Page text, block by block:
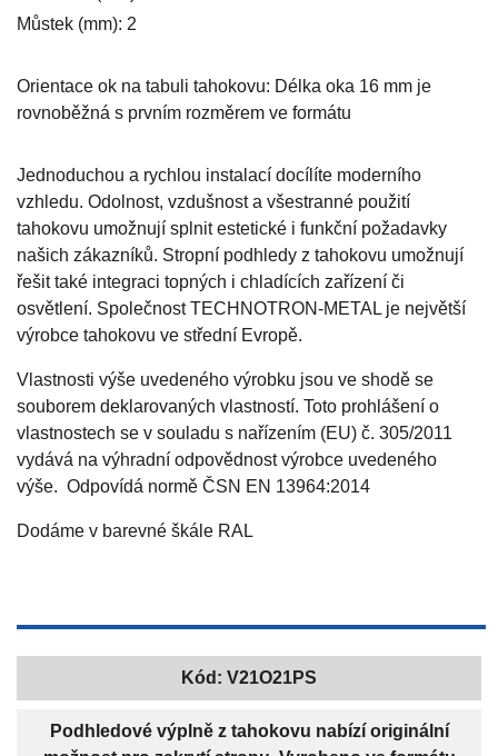
Můstek (mm): 2
Orientace ok na tabuli tahokovu: Délka oka 16 mm je
rovnoběžná s prvním rozměrem ve formátu
Jednoduchou a rychlou instalací docílíte moderního
vzhledu. Odolnost, vzdušnost a všestranné použití
tahokovu umožnují splnit estetické i funkční požadavky
našich zákazníků. Stropní podhledy z tahokovu umožnují
řešit také integraci topných i chladících zařízení či
osvětlení. Společnost TECHNOTRON-METAL je největší
výrobce tahokovu ve střední Evropě.
Vlastnosti výše uvedeného výrobku jsou ve shodě se
souborem deklarovaných vlastností. Toto prohlášení o
vlastnostech se v souladu s nařízením (EU) č. 305/2011
vydává na výhradní odpovědnost výrobce uvedeného
výše. Odpovídá normě ČSN EN 13964:2014
Dodáme v barevné škále RAL
Kód: V21O21PS
Podhledové výplně z tahokovu nabízí originální